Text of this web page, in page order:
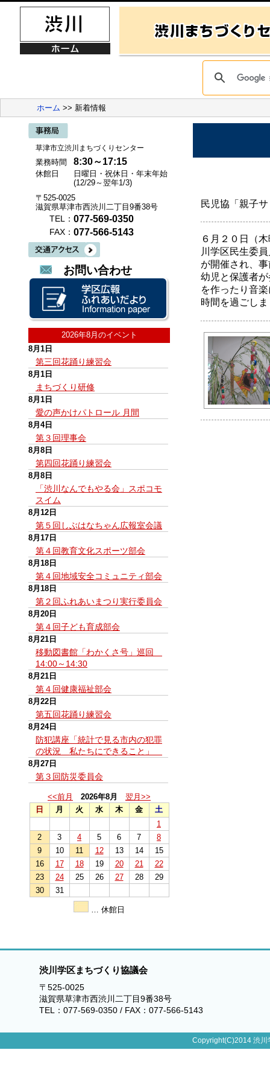
ホーム >> 新着情報
草津市立渋川まちづくりセンター
業務時間 8:30～17:15
休館日
日曜日・祝休日・年末年始
(12/29～翌年1/3)
〒525-0025
滋賀県草津市西渋川二丁目9番38号
TEL： 077-569-0350
FAX： 077-566-5143
お問い合わせ
2026年8月のイベント
8月1日
第三回花踊り練習会
8月1日
まちづくり研修
8月1日
愛の声かけパトロール 月間
8月4日
第３回理事会
8月8日
第四回花踊り練習会
8月8日
「渋川なんでもやる会」スポコモ
スイム
8月12日
第５回しぶはなちゃん広報室会議
8月17日
第４回教育文化スポーツ部会
8月18日
第４回地域安全コミュニティ部会
8月18日
第２回ふれあいまつり実行委員会
8月20日
第４回子ども育成部会
8月21日
移動図書館「わかくさ号」巡回
14:00～14:30
8月21日
第４回健康福祉部会
8月22日
第五回花踊り練習会
8月24日
防犯講座「統計で見る市内の犯罪
の状況 私たちにできること」
8月27日
第３回防災委員会
<<前月 2026年8月
翌月>>
日
月 火 水 木 金
土
1
2
3 4 5 6 7
8
9
10 11 12 13 14
15
16
17 18 19 20 21
22
23
24 25 26 27 28
29
30
31
… 休館日
民児協「親子
６月２０日（
川学区民生委
が開催され、
幼児と保護者
を作ったり音
時間を過ごし
渋川学区まちづくり協議会
〒525-0025
滋賀県草津市西渋川二丁目9番38号
TEL：077-569-0350 / FAX：077-566-5143
Copyright(C)2014 渋川